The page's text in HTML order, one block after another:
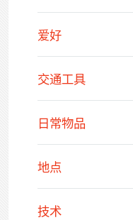
爱好
交通工具
日常物品
地点
技术